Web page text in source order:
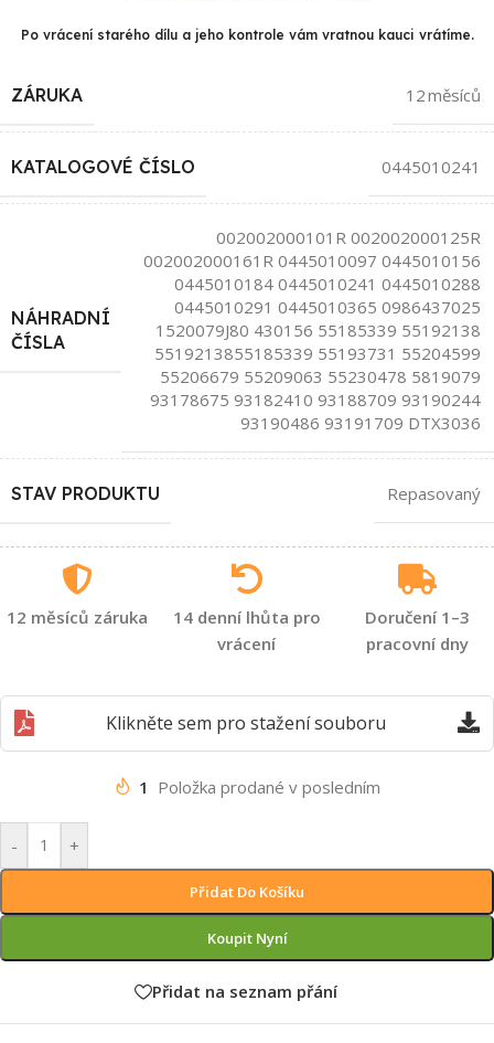
Po vrácení starého dílu a jeho kontrole vám vratnou kauci vrátíme.
ZÁRUKA 12 měsíců
KATALOGOVÉ ČÍSLO 0445010241
NÁHRADNÍ
ČÍSLA
002002000101R 002002000125R
002002000161R 0445010097 0445010156
0445010184 0445010241 0445010288
0445010291 0445010365 0986437025
1520079J80 430156 55185339 55192138
5519213855185339 55193731 55204599
55206679 55209063 55230478 5819079
93178675 93182410 93188709 93190244
93190486 93191709 DTX3036
STAV PRODUKTU Repasovaný
12 měsíců záruka
14 denní lhůta pro
vrácení
Doručení 1–3
pracovní dny
Klikněte sem pro stažení souboru
1 Položka prodané v posledním
- +
Přidat Do Košíku
Koupit Nyní
Přidat na seznam přání